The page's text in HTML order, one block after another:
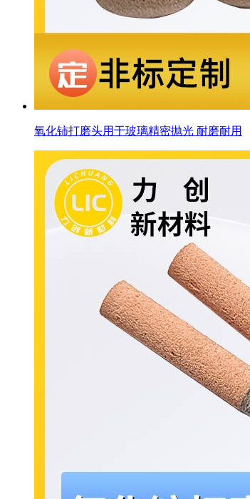
氧化铈打磨头用于玻璃精密抛光 耐磨耐用